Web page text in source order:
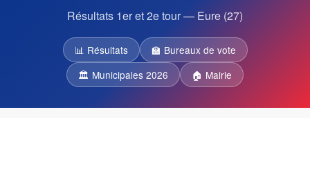
Résultats 1er et 2e tour — Eure (27)
📊 Résultats
🏫 Bureaux de vote
🏛 Municipales 2026
🏠 Mairie